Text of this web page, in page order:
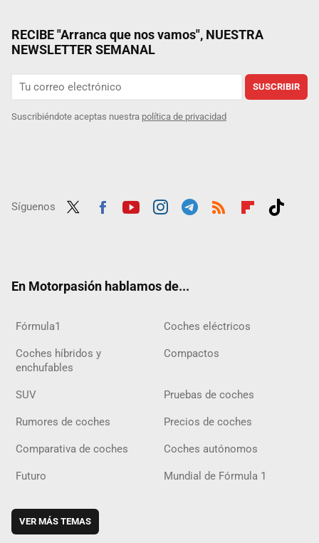
RECIBE "Arranca que nos vamos", NUESTRA
NEWSLETTER SEMANAL
SUSCRIBIR
Suscribiéndote aceptas nuestra política de privacidad
Síguenos
En Motorpasión hablamos de...
Fórmula1 Coches eléctricos
Coches híbridos y
enchufables
Compactos
SUV Pruebas de coches
Rumores de coches Precios de coches
Comparativa de coches Coches autónomos
Futuro Mundial de Fórmula 1
VER MÁS TEMAS